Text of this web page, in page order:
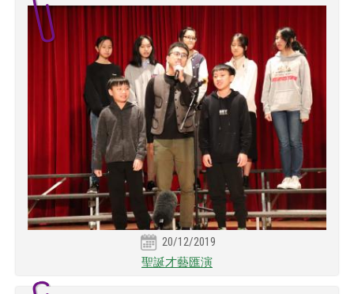
20/12/2019
聖誕才藝匯演